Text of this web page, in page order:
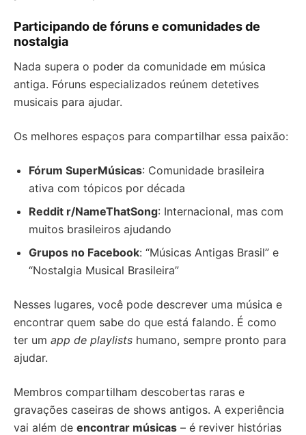
Participando de fóruns e comunidades de
nostalgia
Nada supera o poder da comunidade em música
antiga. Fóruns especializados reúnem detetives
musicais para ajudar.
Os melhores espaços para compartilhar essa paixão:
Fórum SuperMúsicas: Comunidade brasileira
ativa com tópicos por década
Reddit r/NameThatSong: Internacional, mas com
muitos brasileiros ajudando
Grupos no Facebook: “Músicas Antigas Brasil” e
“Nostalgia Musical Brasileira”
Nesses lugares, você pode descrever uma música e
encontrar quem sabe do que está falando. É como
ter um app de playlists humano, sempre pronto para
ajudar.
Membros compartilham descobertas raras e
gravações caseiras de shows antigos. A experiência
vai além de encontrar músicas – é reviver histórias